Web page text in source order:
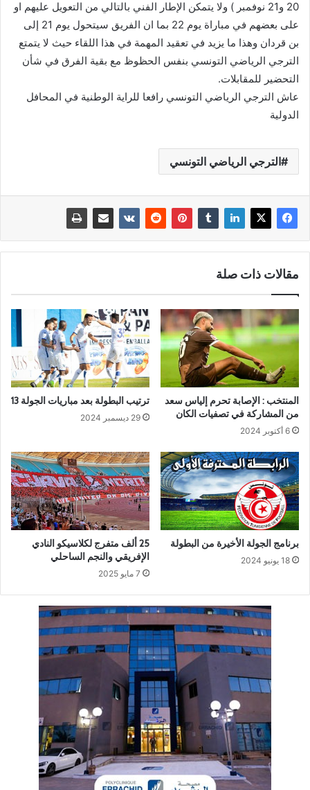
20 و21 نوفمبر ) ولا يتمكن الإطار الفني بالتالي من التعويل عليهم او
على بعضهم في مباراة يوم 22 بما ان الفريق سيتحول يوم 21 إلى
بن قردان وهذا ما يزيد في تعقيد المهمة في هذا اللقاء حيث لا يتمتع
الترجي الرياضي التونسي بنفس الحظوظ مع بقية الفرق في شأن
التحضير للمقابلات.
عاش الترجي الرياضي التونسي رافعا للراية الوطنية في المحافل
الدولية
الترجي الرياضي التونسي
مقالات ذات صلة
المنتخب : الإصابة تحرم إلياس سعد
من المشاركة في تصفيات الكان
6 أكتوبر 2024
ترتيب البطولة بعد مباريات الجولة 13
29 ديسمبر 2024
برنامج الجولة الأخيرة من البطولة
18 يونيو 2024
25 ألف متفرج لكلاسيكو النادي
الإفريقي والنجم الساحلي
7 مايو 2025